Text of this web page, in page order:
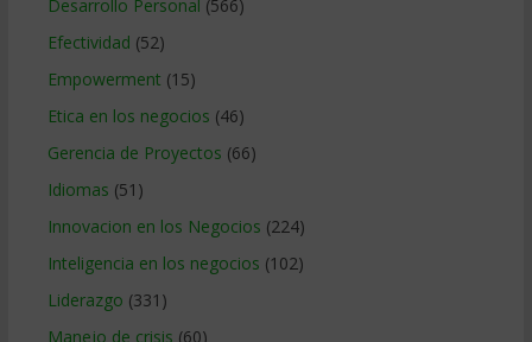
Desarrollo Personal (566)
Efectividad (52)
Empowerment (15)
Etica en los negocios (46)
Gerencia de Proyectos (66)
Idiomas (51)
Innovacion en los Negocios (224)
Inteligencia en los negocios (102)
Liderazgo (331)
Manejo de crisis (60)